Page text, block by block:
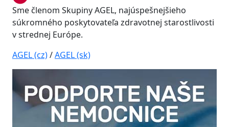
Sme členom Skupiny AGEL, najúspešnejšieho
súkromného poskytovateľa zdravotnej starostlivosti
v strednej Európe.
AGEL (cz)/AGEL (sk)